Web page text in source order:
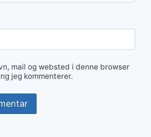
mail og websted i denne browser
jeg kommenterer.